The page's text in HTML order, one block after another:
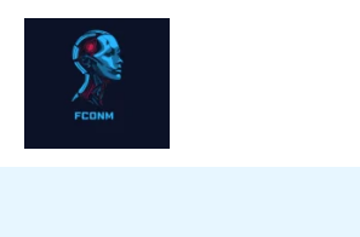
contenido